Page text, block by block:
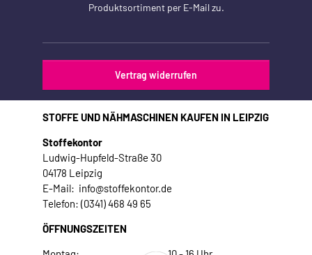
Produktsortiment per E-Mail zu.
Vertrag widerrufen
STOFFE UND NÄHMASCHINEN KAUFEN IN LEIPZIG
Stoffekontor
Ludwig-Hupfeld-Straße 30
04178 Leipzig
E-Mail: info@stoffekontor.de
Telefon: (0341) 468 49 65
ÖFFNUNGSZEITEN